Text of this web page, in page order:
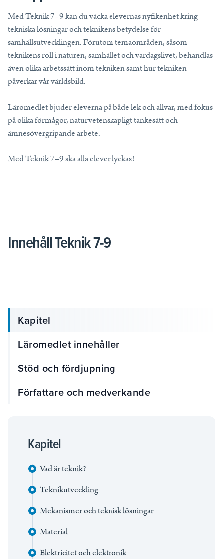
Läs mer
Lektionstips
Webbinarier & Inspelat
Ta din undervisning till nästa nivå.
Blogg
Håll dig uppdaterad med det senaste från NE.
Frågor och svar om våra tjänster, samlade på ett ställe.
Med Teknik 7–9 kan du väcka elevernas nyfikenhet kring
tekniska lösningar och teknikens betydelse för
samhällsutvecklingen. Förutom temaområden, såsom
teknikens roll i naturen, samhället och vardagslivet, behandlas
även olika arbetssätt inom tekniken samt hur tekniken
påverkar vår världsbild.
Läromedlet bjuder eleverna på både lek och allvar, med fokus
på olika förmågor, naturvetenskapligt tankesätt och
ämnesövergripande arbete.
Med Teknik 7–9 ska alla elever lyckas!
Innehåll Teknik 7-9
Kapitel
Läromedlet innehåller
Stöd och fördjupning
Författare och medverkande
Kapitel
Vad är teknik?
Teknikutveckling
Mekanismer och teknisk lösningar
Material
Elektricitet och elektronik